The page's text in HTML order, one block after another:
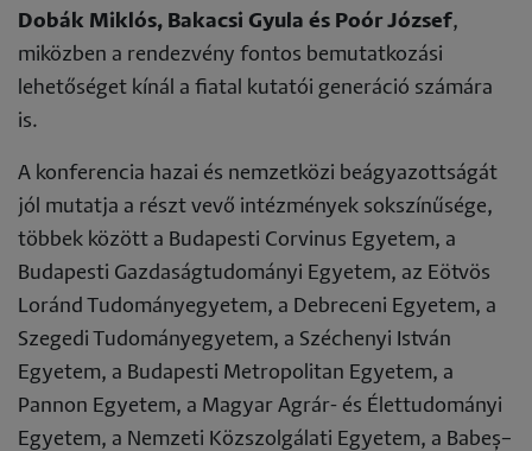
Dobák Miklós, Bakacsi Gyula és Poór József,
miközben a rendezvény fontos bemutatkozási
lehetőséget kínál a fiatal kutatói generáció számára
is.
A konferencia hazai és nemzetközi beágyazottságát
jól mutatja a részt vevő intézmények sokszínűsége,
többek között a Budapesti Corvinus Egyetem, a
Budapesti Gazdaságtudományi Egyetem, az Eötvös
Loránd Tudományegyetem, a Debreceni Egyetem, a
Szegedi Tudományegyetem, a Széchenyi István
Egyetem, a Budapesti Metropolitan Egyetem, a
Pannon Egyetem, a Magyar Agrár- és Élettudományi
Egyetem, a Nemzeti Közszolgálati Egyetem, a Babeș–